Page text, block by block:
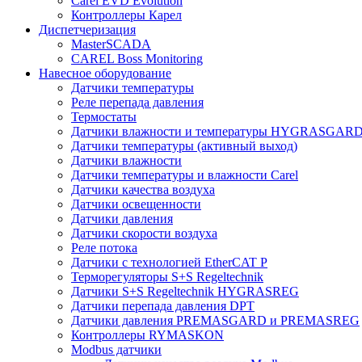
Контроллеры Карел
Диспетчеризация
MasterSCADA
CAREL Boss Monitoring
Навесное оборудование
Датчики температуры
Реле перепада давления
Термостаты
Датчики влажности и температуры
Датчики температуры (активный выход)
Датчики влажности
Датчики температуры и влажности Carel
Датчики качества воздуха
Датчики освещенности
Датчики давления
Датчики скорости воздуха
Реле потока
Датчики с технологией EtherCAT P
Терморегуляторы S+S Regeltechnik
Датчики S+S Regeltechnik HYGRASREG
Датчики перепада давления DPT
Датчики давления PREMASGARD и PREMASREG
Контроллеры RYMASKON
Modbus датчики